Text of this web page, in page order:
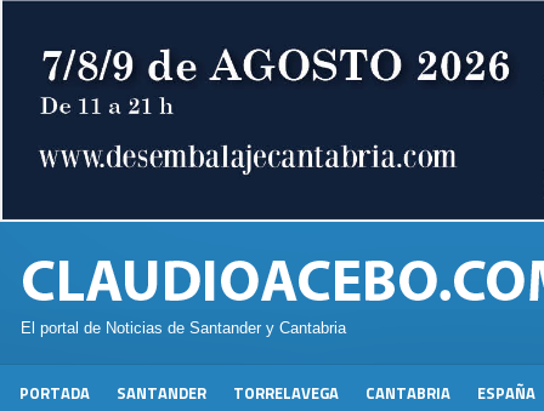
El portal de Noticias de Santander y Cantabria
PORTADA SANTANDER TORRELAVEGA CANTABRIA ESPAÑA